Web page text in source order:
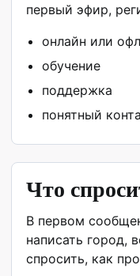
первый эфир,
онлайн или
обучение
поддержка
понятный
Что
В первом
написать город,
спросить, как